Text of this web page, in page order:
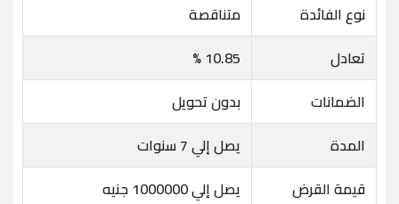
نوع الفائدة
متناقصة
تعادل
10.85 %
الضمانات
بدون تحويل
المدة
يصل إلي 7 سنوات
قيمة القرض
يصل إلي 1000000 جنيه